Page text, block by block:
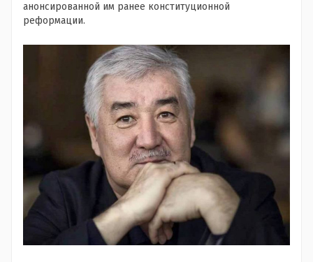
анонсированной им ранее конституционной
реформации.